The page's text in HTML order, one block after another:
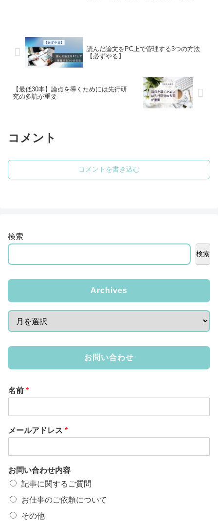
読んだ論文をPC上で管理する3つの方法
【必ずやる】
【最低30本】論点を導くためには先行研
究の多読が重要
コメント
コメントを書き込む
検索
検索
Archives
お問い合わせ
名前 *
メールアドレス *
お問い合わせ内容
記事に関するご質問
お仕事のご依頼について
その他